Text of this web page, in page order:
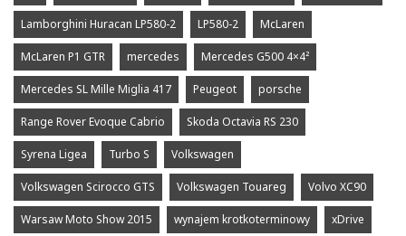
Lamborghini Huracan LP580-2 LP580-2 McLaren
McLaren P1 GTR mercedes Mercedes G500 4×4²
Mercedes SL Mille Miglia 417 Peugeot porsche
Range Rover Evoque Cabrio Skoda Octavia RS 230
Syrena Ligea Turbo S Volkswagen
Volkswagen Scirocco GTS Volkswagen Touareg Volvo XC90
Warsaw Moto Show 2015 wynajem krotkoterminowy xDrive